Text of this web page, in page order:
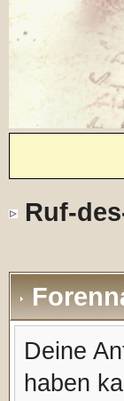
Ruf-
Deine
haben